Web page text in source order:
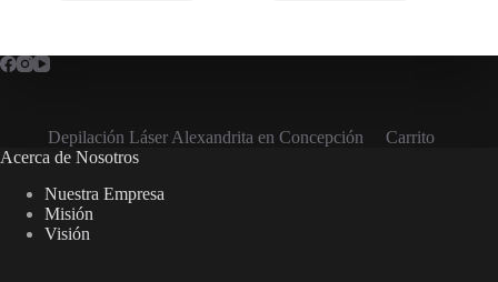
Depilación Láser Alexandrita en Concepción
Carrito
Acerca de Nosotros
Nuestra Empresa
Misión
Visión